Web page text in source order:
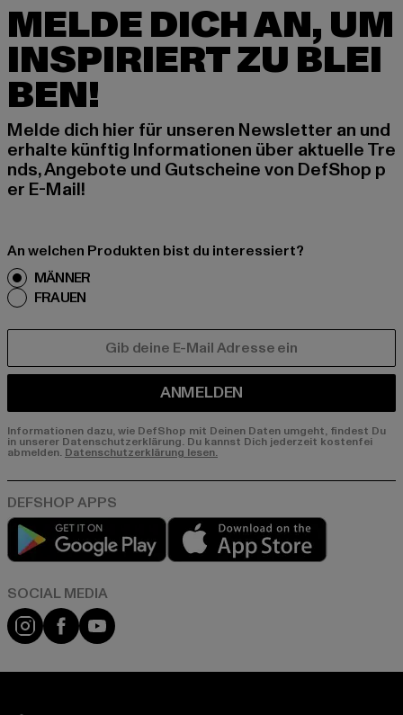
MELDE DICH AN, UM
INSPIRIERT ZU BLEI
BEN!
Melde dich hier für unseren Newsletter an und
erhalte künftig Informationen über aktuelle Tre
nds, Angebote und Gutscheine von DefShop p
er E-Mail!
An welchen Produkten bist du interessiert?
MÄNNER
FRAUEN
ANMELDEN
Informationen dazu, wie DefShop mit Deinen Daten umgeht, findest Du
in unserer Datenschutzerklärung. Du kannst Dich jederzeit kostenfei
abmelden. Datenschutzerklärung lesen.
Play market
Instagram
FacebookYouTube